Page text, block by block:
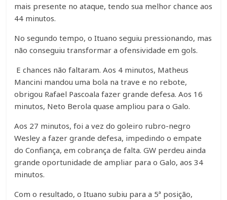
mais presente no ataque, tendo sua melhor chance aos
44 minutos.
No segundo tempo, o Ituano seguiu pressionando, mas
não conseguiu transformar a ofensividade em gols.
E chances não faltaram. Aos 4 minutos, Matheus
Mancini mandou uma bola na trave e no rebote,
obrigou Rafael Pascoala fazer grande defesa. Aos 16
minutos, Neto Berola quase ampliou para o Galo.
Aos 27 minutos, foi a vez do goleiro rubro-negro
Wesley a fazer grande defesa, impedindo o empate
do Confiança, em cobrança de falta. GW perdeu ainda
grande oportunidade de ampliar para o Galo, aos 34
minutos.
Com o resultado, o Ituano subiu para a 5ª posição,